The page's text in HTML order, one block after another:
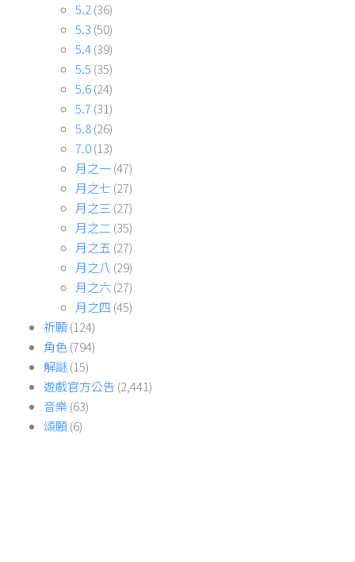
5.2 (36)
5.3 (50)
5.4(39)
5.5 (35)
5.6(24)
5.7 (31)
5.8(26)
7.0(13)
月之一(47)
月之七 (27)
月之三 (27)
月之二 (35)
月之五 (27)
月之八 (29)
月之六 (27)
月之四 (45)
祈願(124)
角色(794)
解謎(15)
遊戲官方公告 (2,441)
音樂 (63)
頌願(6)